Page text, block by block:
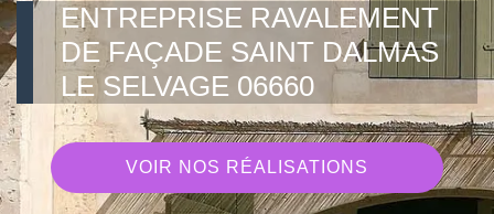
ENTREPRISE RAVALEMENT
DE FAÇADE SAINT DALMAS
LE SELVAGE 06660
VOIR NOS RÉALISATIONS